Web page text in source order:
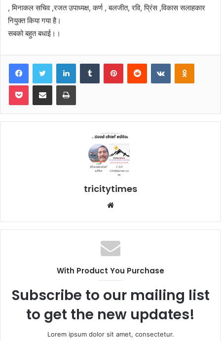
, मिनाकल सचिव ,रजत उपाध्यक्ष, कर्ण , बलजीत, रवि, प्रिंस ,विकास सलाहकार
नियुक्त किया गया है।
सबको बहुत बधाई।।
FacebookTwitter LinkedInTumblr PinterestReddit VKontakte
Pocket Share via Email Print
tricitytimes
Website
With Product You Purchase
Subscribe to our mailing list
to get the new updates!
Lorem ipsum dolor sit amet, consectetur.